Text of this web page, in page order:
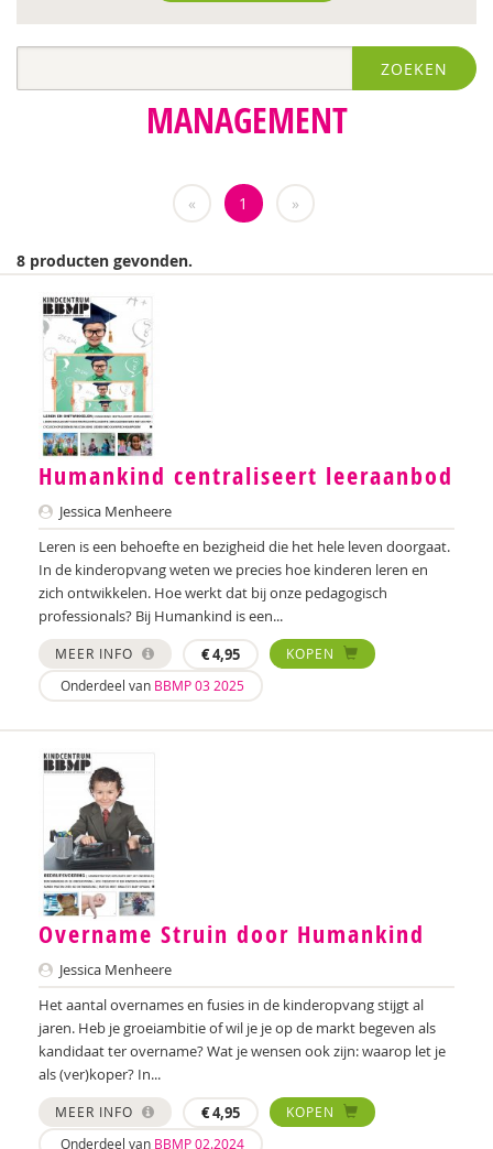
Rosalie Baan
Pieter Paul Bakker
Ana del Barrio Saiz
Rina Bartels
Daniëlla Bastin
Celeste Bekkering
Joop Berding
Kim van den Berg
Nicolette van den Berg
Tonny van den Berg
Tony Bertram
Brenda Best
Annemiek van Beurden
Saskia van Beveren
Joyce Blauwhoff
Theo Blom
Esther Blondelle
Mascha Boelaars
Wendy Boesveld
Sanne Bosmans
Caroline Boudry
Marieke van Boven
Iris Brandsteder
ZOEKEN
MANAGEMENT
« 1 »
8 producten gevonden.
Humankind centraliseert leeraanbod
Jessica Menheere
Leren is een behoefte en bezigheid die het hele leven doorgaat.
In de kinderopvang weten we precies hoe kinderen leren en
zich ontwikkelen. Hoe werkt dat bij onze pedagogisch
professionals? Bij Humankind is een...
MEER INFO €4,95
KOPEN
Onderdeel van BBMP 03 2025
Overname Struin door Humankind
Jessica Menheere
Het aantal overnames en fusies in de kinderopvang stijgt al
jaren. Heb je groeiambitie of wil je je op de markt begeven als
kandidaat ter overname? Wat je wensen ook zijn: waarop let je
als (ver)koper? In...
MEER INFO €4,95
KOPEN
Onderdeel van BBMP 02.2024